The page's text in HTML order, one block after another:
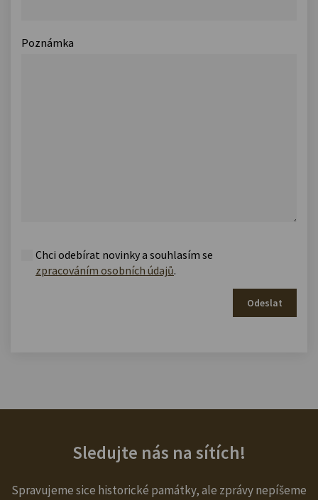
Poznámka
Chci odebírat novinky a souhlasím se
zpracováním osobních údajů.
Odeslat
Sledujte nás na sítích!
Spravujeme sice historické památky, ale zprávy nepíšeme